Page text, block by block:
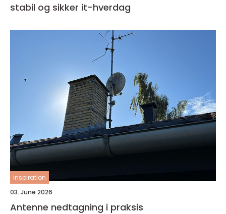
stabil og sikker it-hverdag
inspiration
03. June 2026
Antenne nedtagning i praksis